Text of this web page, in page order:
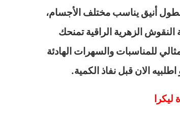
أنيق يناسب مختلف الأجسام،
الزهرية الراقية تمنحك
للمناسبات والسهرات الهادئة